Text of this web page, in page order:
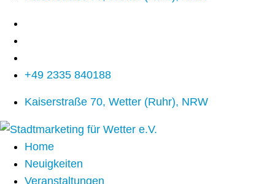
+49 2335 840188
Kaiserstraße 70, Wetter (Ruhr), NRW
Home
Neuigkeiten
Veranstaltungen